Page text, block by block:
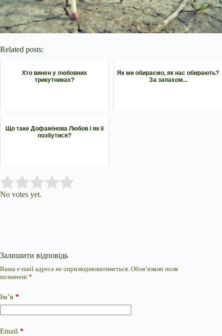
Related posts:
Хто винен у любовних
трикутниках?
Як ми обираємо, як нас обирають?
За запахом...
Що таке Дофамінова Любов і як її
позбутися?
Rate this item:
No votes yet.
Залишити відповідь
Ваша e-mail адреса не оприлюднюватиметься. Обов’язкові поля
позначені *
Ім’я *
Email *